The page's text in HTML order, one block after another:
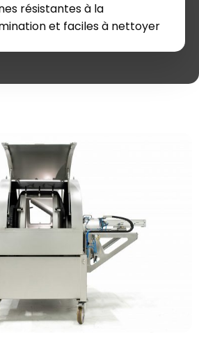
résistantes à la
et faciles à nettoyer